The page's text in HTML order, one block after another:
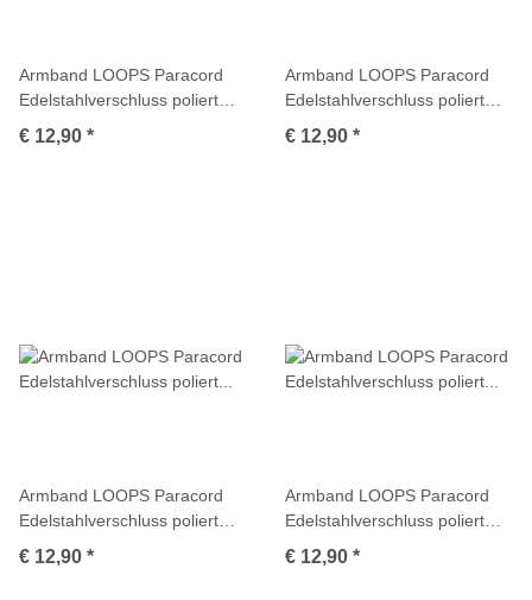
Armband LOOPS Paracord
Edelstahlverschluss poliert
Multicolor
€ 12,90 *
Armband LOOPS Paracord
Edelstahlverschluss poliert
Multicolor
€ 12,90 *
Armband LOOPS Paracord
Edelstahlverschluss poliert
Multicolor
€ 12,90 *
Armband LOOPS Paracord
Edelstahlverschluss poliert
Multicolor
€ 12,90 *